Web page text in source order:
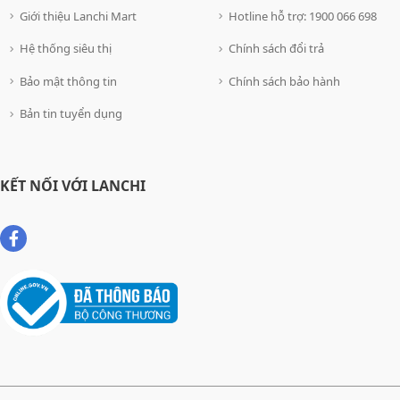
Giới thiệu Lanchi Mart
Hệ thống siêu thị
Bảo mật thông tin
Bản tin tuyển dụng
Hotline hỗ trợ: 1900 066 698
Chính sách đổi trả
Chính sách bảo hành
KẾT NỐI VỚI LANCHI